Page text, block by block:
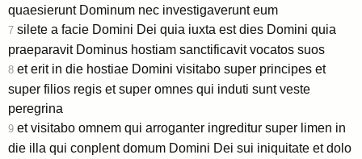
quaesierunt Dominum nec investigaverunt eum
7 silete a facie Domini Dei quia iuxta est dies Domini quia
praeparavit Dominus hostiam sanctificavit vocatos suos
8 et erit in die hostiae Domini visitabo super principes et
super filios regis et super omnes qui induti sunt veste
peregrina
9 et visitabo omnem qui arroganter ingreditur super limen in
die illa qui conplent domum Domini Dei sui iniquitate et dolo